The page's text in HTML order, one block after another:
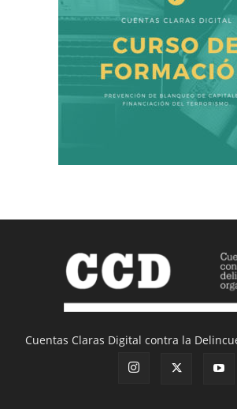
Cuentas Claras Digital contra la